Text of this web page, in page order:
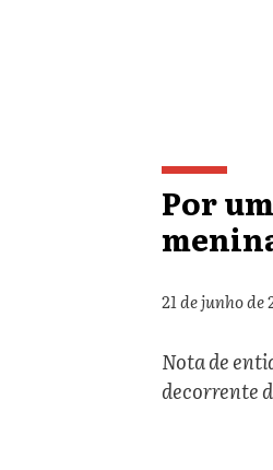
Por
21 de junho de
Nota de
decorrente